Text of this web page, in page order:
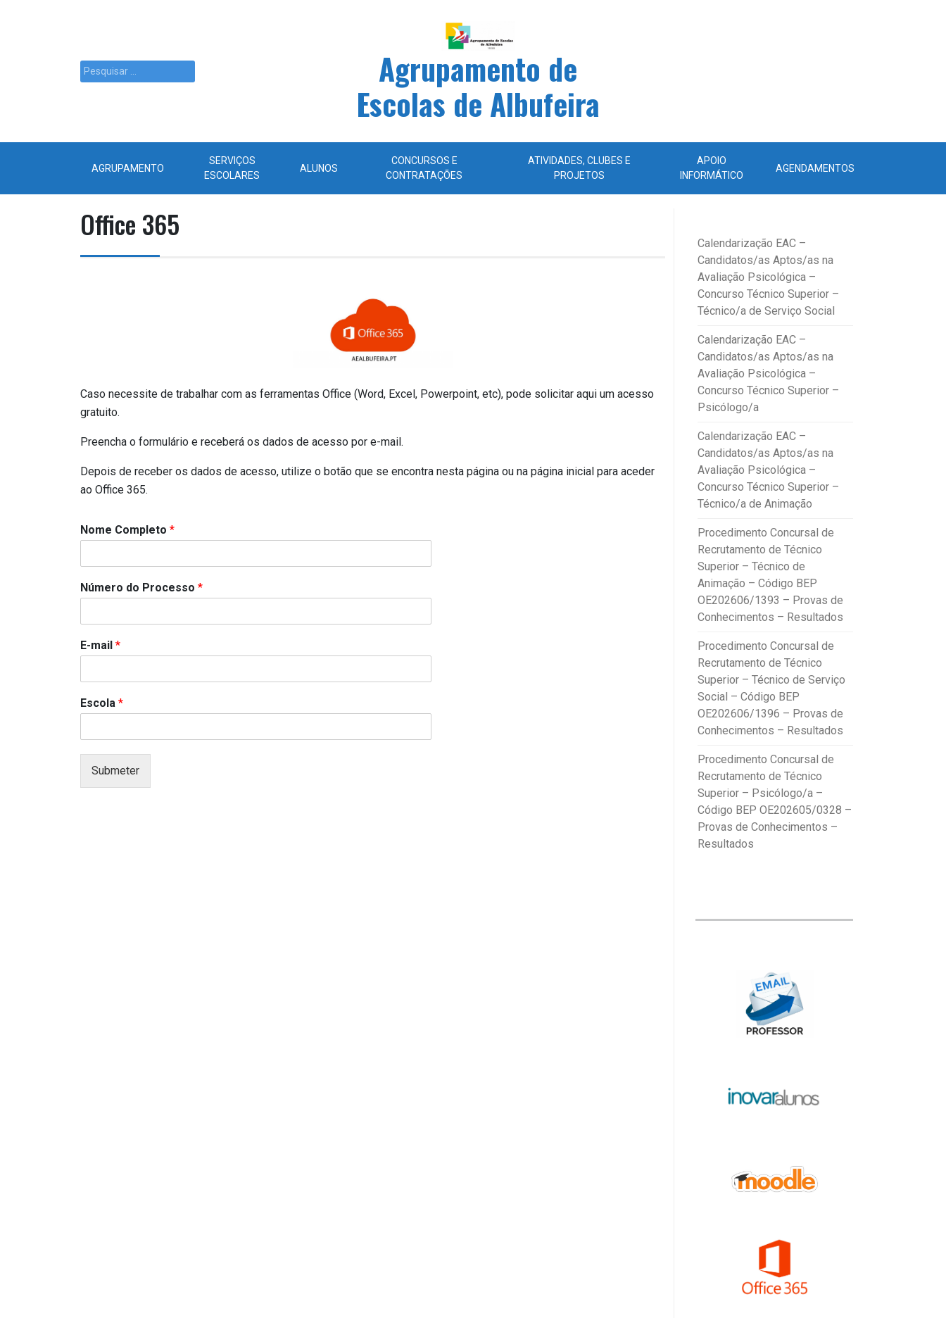
Agrupamento de
Escolas de Albufeira
AGRUPAMENTO
SERVIÇOS
ESCOLARES
ALUNOS
CONCURSOS E
CONTRATAÇÕES
ATIVIDADES, CLUBES E
PROJETOS
APOIO
INFORMÁTICO
AGENDAMENTOS
Office 365
Caso necessite de trabalhar com as ferramentas Office (Word, Excel, Powerpoint, etc), pode solicitar aqui um acesso
gratuito.
Preencha o formulário e receberá os dados de acesso por e-mail.
Depois de receber os dados de acesso, utilize o botão que se encontra nesta página ou na página inicial para aceder
ao Office 365.
Nome Completo *
Número do Processo *
E-mail *
Escola *
Submeter
Calendarização EAC –
Candidatos/as Aptos/as na
Avaliação Psicológica –
Concurso Técnico Superior –
Técnico/a de Serviço Social
Calendarização EAC –
Candidatos/as Aptos/as na
Avaliação Psicológica –
Concurso Técnico Superior –
Psicólogo/a
Calendarização EAC –
Candidatos/as Aptos/as na
Avaliação Psicológica –
Concurso Técnico Superior –
Técnico/a de Animação
Procedimento Concursal de
Recrutamento de Técnico
Superior – Técnico de
Animação – Código BEP
OE202606/1393 – Provas de
Conhecimentos – Resultados
Procedimento Concursal de
Recrutamento de Técnico
Superior – Técnico de Serviço
Social – Código BEP
OE202606/1396 – Provas de
Conhecimentos – Resultados
Procedimento Concursal de
Recrutamento de Técnico
Superior – Psicólogo/a –
Código BEP OE202605/0328 –
Provas de Conhecimentos –
Resultados